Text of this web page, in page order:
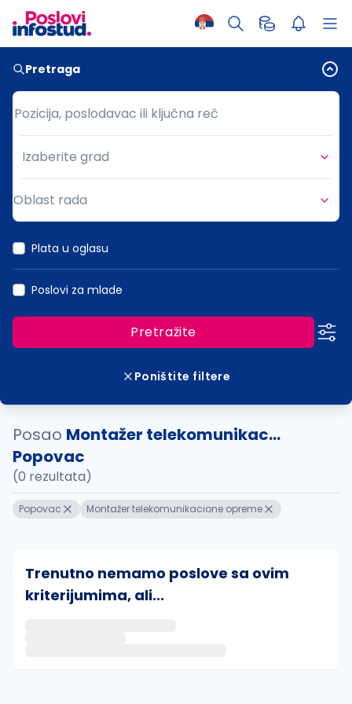
Pretraga
Pozicija, poslodavac ili ključna reč
Pozicija, poslodavac ili ključna reč
Grad
Izaberite grad
Oblast rada
Plata u oglasu
Poslovi za mlade
Pretražite
Poništite filtere
Posao Montažer telekomunikac...
Popovac
(0 rezultata)
Popovac Montažer telekomunikacione opreme
Trenutno nemamo poslove sa ovim
kriterijumima, ali...